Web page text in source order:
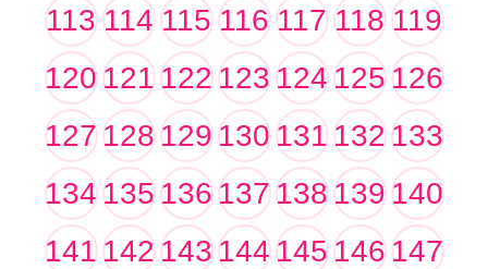
113 114 115 116 117 118 119
120121122123124125126
127128129130131132133
134135136137138139140
141142143144145146147